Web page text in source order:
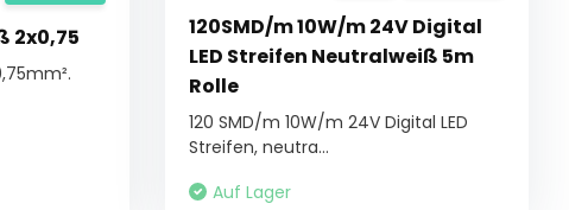
2x0,75
120SMD/m 10W/m 24V Digital
LED Streifen Neutralweiß 5m
Rolle
120 SMD/m 10W/m 24V Digital LED
Streifen, neutra...
Auf Lager